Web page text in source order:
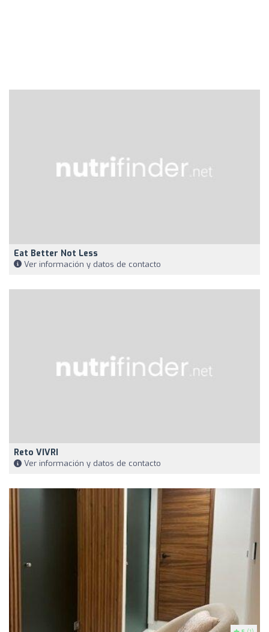
Eat Better Not Less
Ver información y datos de contacto
Reto VIVRI
Ver información y datos de contacto